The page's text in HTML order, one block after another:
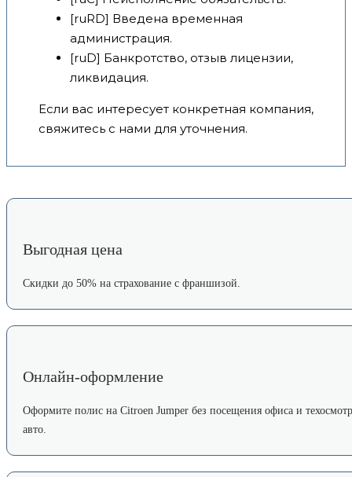
[ruRD] Введена временная
администрация.
[ruD] Банкротство, отзыв лицензии,
ликвидация.
Если вас интересует конкретная компания,
свяжитесь с нами для уточнения.
Выгодная цена
Скидки до 50% на страхование с франшизой.
Онлайн-оформление
Оформите полис на Citroen Jumper без посещения офиса и
авто.